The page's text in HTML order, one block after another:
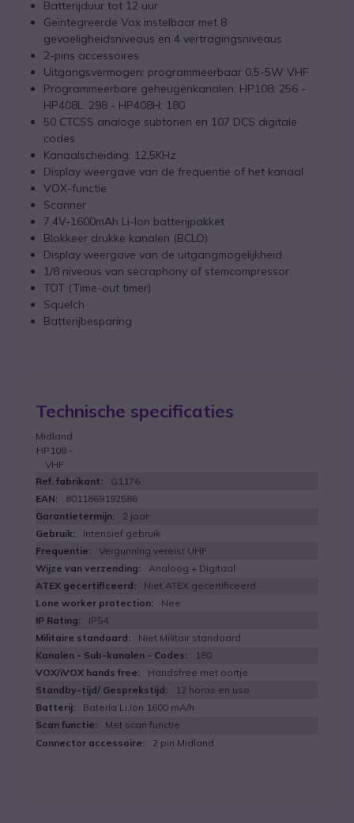
Batterijduur tot 12 uur
Geïntegreerde Vox instelbaar met 8
gevoeligheidsniveaus en 4 vertragingsniveaus
2-pins accessoires
Uitgangsvermogen: programmeerbaar 0,5-5W VHF
Programmeerbare geheugenkanalen: HP108: 256 -
HP408L: 298 - HP408H: 180
50 CTCSS analoge subtonen en 107 DCS digitale
codes
Kanaalscheiding: 12,5KHz
Display weergave van de frequentie of het kanaal
VOX-functie
Scanner
7,4V-1600mAh Li-Ion batterijpakket
Blokkeer drukke kanalen (BCLO)
Display weergave van de uitgangmogelijkheid
1/8 niveaus van secraphony of stemcompressor
TOT (Time-out timer)
Squelch
Batterijbesparing
Technische specificaties
Midland
HP108 -
VHF
G1176
8011869192586
2 jaar
Intensief gebruik
Vergunning vereist UHF
Analoog + Digitaal
Niet ATEX gecertificeerd
Nee
IP54
Niet Militair standaard
180
Handsfree met oortje
12 horas en uso
Batería Li.Ion 1600 mA/h
Met scan functie
2 pin Midland